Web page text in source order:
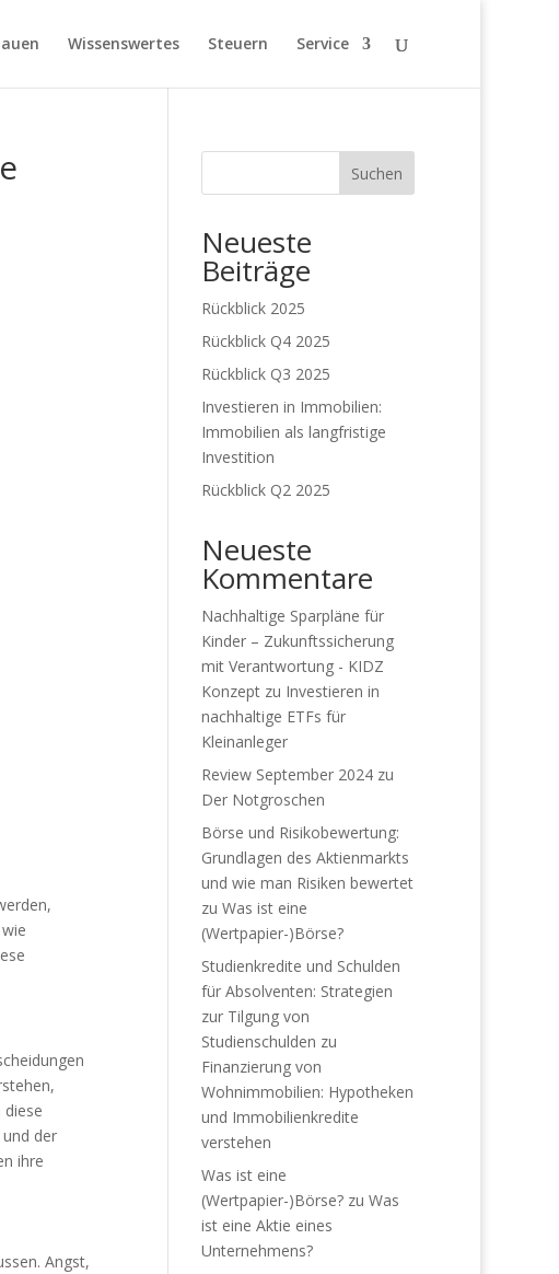
Wissenswertes Steuern Service
der
ihre
Angst,
Suchen
Neueste
Beiträge
Rückblick 2025
Rückblick Q4 2025
Rückblick Q3 2025
Investieren in Immobilien:
Immobilien als langfristige
Investition
Rückblick Q2 2025
Neueste
Kommentare
Nachhaltige Sparpläne für
Kinder – Zukunftssicherung
mit Verantwortung - KIDZ
Konzeptzu Investieren in
nachhaltige ETFs für
Kleinanleger
Review September 2024zu
Der Notgroschen
Börse und Risikobewertung:
Grundlagen des Aktienmarkts
und wie man Risiken bewertet
zu Was ist eine
(Wertpapier-)Börse?
Studienkredite und Schulden
für Absolventen: Strategien
zur Tilgung von
Studienschulden zu
Finanzierung von
Wohnimmobilien: Hypotheken
und Immobilienkredite
verstehen
Was ist eine
(Wertpapier-)Börse?zu Was
ist eine Aktie eines
Unternehmens?